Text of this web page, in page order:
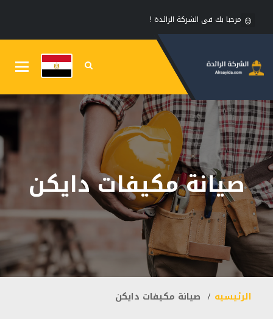
مرحبا بك فى الشركة الرائدة !
صيانة مكيفات دايكن
الرئيسيه صيانة مكيفات دايكن